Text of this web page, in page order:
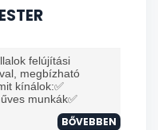
felújítási
megbízható
kínálok:✅
munkák✅
BŐVEBBEN